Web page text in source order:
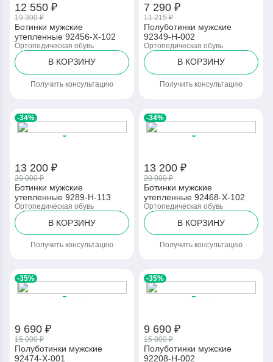
12 550 ₽
19 300 ₽
Ботинки мужские
утепленные 92456-Х-102
Ортопедическая обувь
В КОРЗИНУ
Получить консультацию
7 290 ₽
11 215 ₽
Полуботинки мужские
92349-Н-002
Ортопедическая обувь
В КОРЗИНУ
Получить консультацию
-34%
13 200 ₽
20 000 ₽
Ботинки мужские
утепленные 9289-Н-113
Ортопедическая обувь
В КОРЗИНУ
Получить консультацию
-34%
13 200 ₽
20 000 ₽
Ботинки мужские
утепленные 92468-Х-102
Ортопедическая обувь
В КОРЗИНУ
Получить консультацию
-35%
9 690 ₽
15 000 ₽
Полуботинки мужские
92474-Х-001
-35%
9 690 ₽
15 000 ₽
Полуботинки мужские
92208-Н-002